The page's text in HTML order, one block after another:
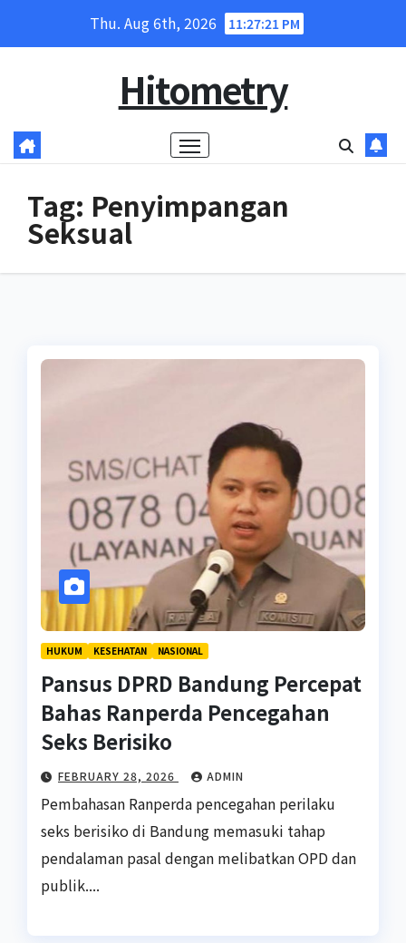
Thu. Aug 6th, 2026 11:27:21 PM
Hitometry
Tag: Penyimpangan
Seksual
HUKUM KESEHATAN NASIONAL
Pansus DPRD Bandung Percepat
Bahas Ranperda Pencegahan
Seks Berisiko
FEBRUARY 28, 2026 ADMIN
Pembahasan Ranperda pencegahan perilaku
seks berisiko di Bandung memasuki tahap
pendalaman pasal dengan melibatkan OPD dan
publik....